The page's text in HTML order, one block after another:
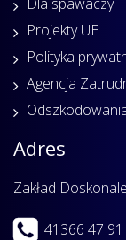
Projekty UE
Polityka
Agencja
Adres
Zakład
41366 47 91